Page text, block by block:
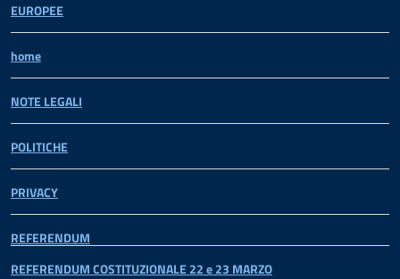
EUROPEE
home
NOTE LEGALI
POLITICHE
PRIVACY
REFERENDUM
REFERENDUM COSTITUZIONALE 22 e 23 MARZO